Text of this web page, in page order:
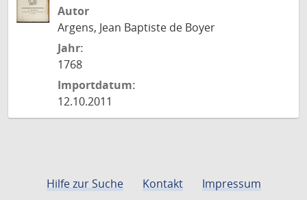
Autor
Argens, Jean Baptiste de Boyer
Jahr:
1768
Importdatum:
12.10.2011
Hilfe zur Suche Kontakt
Impressum